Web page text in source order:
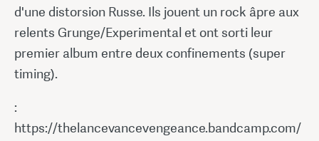
d'une distorsion Russe. Ils jouent un rock âpre aux
relents Grunge/Experimental et ont sorti leur
premier album entre deux confinements (super
timing).
:
https://thelancevancevengeance.bandcamp.com/